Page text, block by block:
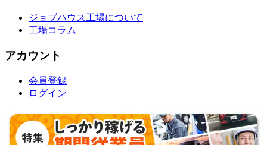
ジョブハウス工場について
工場コラム
アカウント
会員登録
ログイン